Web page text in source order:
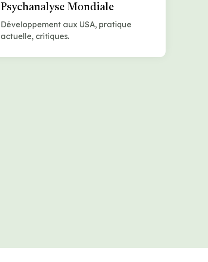
Psychanalyse Mondiale
Développement aux USA, pratique
actuelle, critiques.